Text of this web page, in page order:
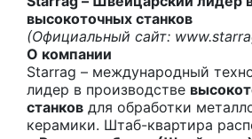
высокоточных станков
(Официальный сайт:
О компании
Starrag – международный
лидер в производстве
станков для обработки
керамики. Штаб-квартира